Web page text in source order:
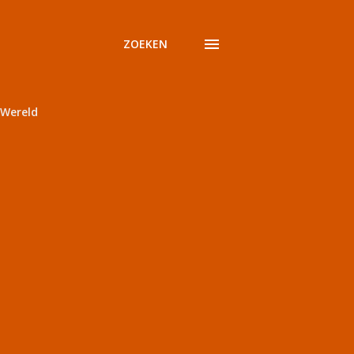
ZOEKEN